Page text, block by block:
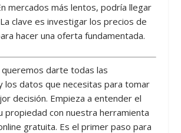
mercados más lentos, podría llegar
clave es investigar los precios de
hacer una oferta fundamentada.
queremos darte todas las
los datos que necesitas para tomar
decisión. Empieza a entender el
propiedad con nuestra herramienta
gratuita. Es el primer paso para